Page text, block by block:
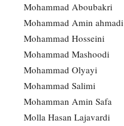
Mohammad Aboubakri
Mohammad Amin ahmadi
Mohammad Hosseini
Mohammad Mashoodi
Mohammad Olyayi
Mohammad Salimi
Mohamman Amin Safa
Molla Hasan Lajavardi